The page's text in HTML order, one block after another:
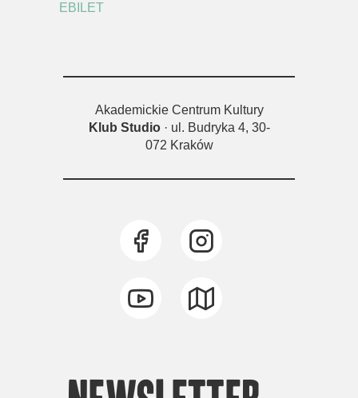
EBILET
Akademickie Centrum Kultury
Klub Studio· ul. Budryka 4, 30-
072 Kraków